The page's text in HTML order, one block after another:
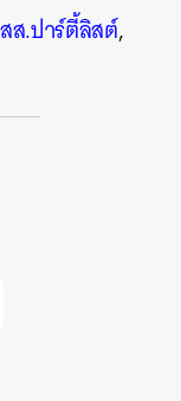
สส.ปาร์ตี้ลิสต์,